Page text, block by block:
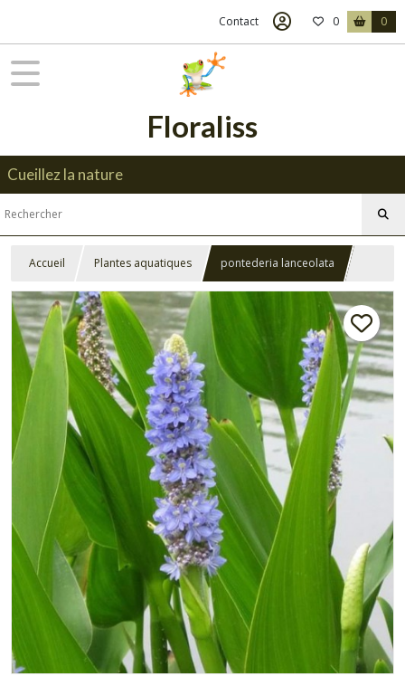
Contact 0 0
Floraliss
Cueillez la nature
Accueil Plantes aquatiques pontederia lanceolata